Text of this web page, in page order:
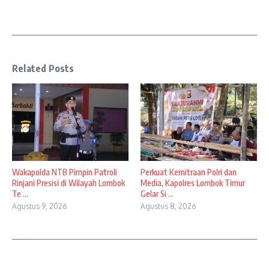
Related Posts
Wakapolda NTB Pimpin Patroli
Rinjani Presisi di Wilayah Lombok
Te ...
Agustus 9, 2026
Perkuat Kemitraan Polri dan
Media, Kapolres Lombok Timur
Gelar Si ...
Agustus 8, 2026